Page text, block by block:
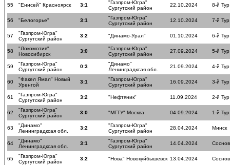
55 "Енисей" Красноярск 3:1
"Газпром-Югра"
Сургутский район
22.10.2024 8-й Тур
56 "Белогорье" 3:1
"Газпром-Югра"
Сургутский район
12.10.2024 7-й Тур
57
"Газпром-Югра"
Сургутский район
3:2 "Динамо-Урал" 01.10.2024 6-й Тур
58
"Локомотив"
Новосибирск
3:0
"Газпром-Югра"
Сургутский район
27.09.2024 5-й Тур
59
"Газпром-Югра"
Сургутский район
0:3
"Динамо"
Ленинградксая обл.
21.09.2024 4-й Тур
60
"Факел Ямал" Новый
Уренгой
3:1
"Газпром-Югра"
Сургутский район
16.09.2024 3-й Тур
61
"Газпром-Югра"
Сургутский район
3:2 "Нефтяник" 11.09.2024 2-й Тур
62
"Газпром-Югра"
Сургутский район
3:0 "МГТУ" Москва 04.09.2024 1-й Тур
63
"Динамо"
Ленинградксая обл.
3:2
"Газпром-Югра"
Сургутский район
28.04.2024 Минск
64
"Динамо"
Ленинградксая обл.
3:1
"Газпром-Югра"
Сургутский район
14.04.2024
65
"Газпром-Югра"
Сургутский район
3:2 "Нова" Новокуйбышевск 13.04.2024